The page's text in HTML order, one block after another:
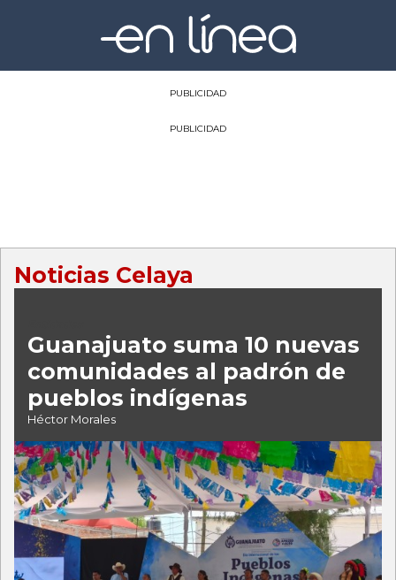
PUBLICIDAD
PUBLICIDAD
Noticias Celaya
Guanajuato suma 10 nuevas
comunidades al padrón de
pueblos indígenas
Héctor Morales